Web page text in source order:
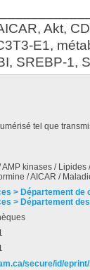
Akt,
E1,
SREBP-1,
tel que
kinases / Lipides
/ AICAR /
> Département de
> Département
secure/id/